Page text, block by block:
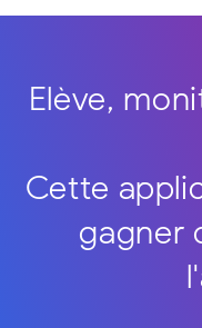
Elève,
Cette
gagner